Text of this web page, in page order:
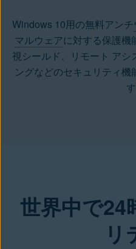
Windows 10用の無料アンチ
マルウェアに対する保護機
視シールド、リモート アシ
ングなどのセキュリティ機
す
世界中で24
リ